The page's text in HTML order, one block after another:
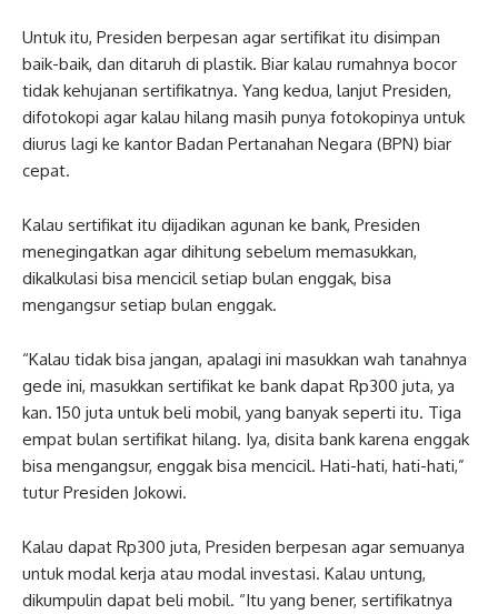
Untuk itu, Presiden berpesan agar sertifikat itu disimpan
baik-baik, dan ditaruh di plastik. Biar kalau rumahnya bocor
tidak kehujanan sertifikatnya. Yang kedua, lanjut Presiden,
difotokopi agar kalau hilang masih punya fotokopinya untuk
diurus lagi ke kantor Badan Pertanahan Negara (BPN) biar
cepat.
Kalau sertifikat itu dijadikan agunan ke bank, Presiden
menegingatkan agar dihitung sebelum memasukkan,
dikalkulasi bisa mencicil setiap bulan enggak, bisa
mengangsur setiap bulan enggak.
“Kalau tidak bisa jangan, apalagi ini masukkan wah tanahnya
gede ini, masukkan sertifikat ke bank dapat Rp300 juta, ya
kan. 150 juta untuk beli mobil, yang banyak seperti itu. Tiga
empat bulan sertifikat hilang. Iya, disita bank karena enggak
bisa mengangsur, enggak bisa mencicil. Hati-hati, hati-hati,”
tutur Presiden Jokowi.
Kalau dapat Rp300 juta, Presiden berpesan agar semuanya
untuk modal kerja atau modal investasi. Kalau untung,
dikumpulin dapat beli mobil. “Itu yang bener, sertifikatnya